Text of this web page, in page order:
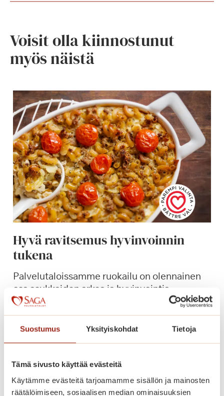
Suostumus Yksityiskohdat Tietoja
Tämä sivusto käyttää evästeitä
Käytämme evästeitä tarjoamamme sisällön ja mainosten
räätälöimiseen, sosiaalisen median ominaisuuksien
Voisit olla kiinnostunut
myös näistä
Hyvä ravitsemus hyvinvoinnin
tukena
Palvelutaloissamme ruokailu on olennainen
osa asukkaiden arkea ja hyvinvointia.
Lue lisää
v